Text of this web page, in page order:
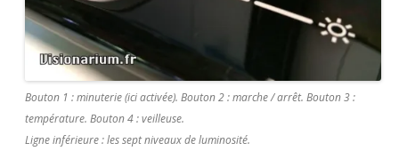
Bouton 1 : minuterie (ici activée). Bouton 2 : marche / arrêt. Bouton 3 :
température. Bouton 4 : veilleuse.
Ligne inférieure : les sept niveaux de luminosité.